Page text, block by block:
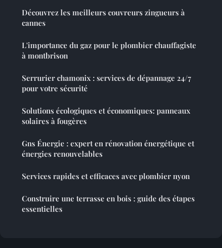
Découvrez les meilleurs couvreurs zingueurs à
cannes
L'importance du gaz pour le plombier chauffagiste
à montbrison
Serrurier chamonix : services de dépannage 24/7
pour votre sécurité
Solutions écologiques et économiques: panneaux
solaires à fougères
Gns Énergie : expert en rénovation énergétique et
énergies renouvelables
Services rapides et efficaces avec plombier nyon
Construire une terrasse en bois : guide des étapes
essentielles